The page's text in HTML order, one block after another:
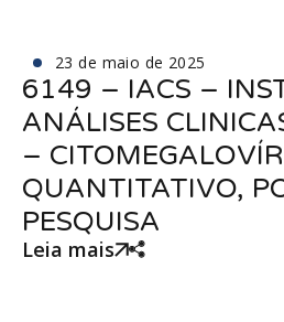
23 de maio de 2025
6149 – IACS –
ANÁLISES
–
QUANTITATIVO,
PESQUISA
Leia mais